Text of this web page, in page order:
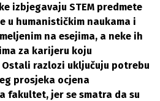
izbjegavaju STEM predmete
u humanističkim naukama i
na esejima, a neke ih
za karijeru koju
razlozi uključuju potrebu
prosjeka ocjena
fakultet, jer se smatra da su